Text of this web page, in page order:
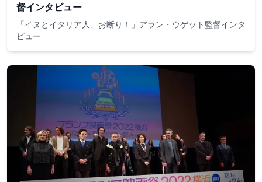
督インタビュー
「イヌとイタリア人、お断り！」アラン・ウゲット監督インタ
ビュー